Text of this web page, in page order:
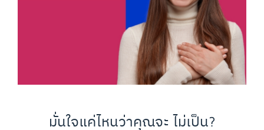
มั่นใจแค่ไหนว่าคุณจะ ไม่เป็น?